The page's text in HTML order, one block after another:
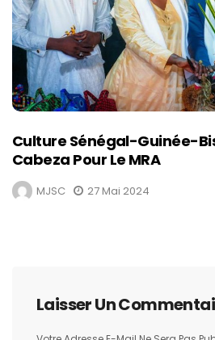
Culture Sénégal-Guinée-
Cabeza Pour Le MRA
MJSC 27 Mai 2024
Laisser Un